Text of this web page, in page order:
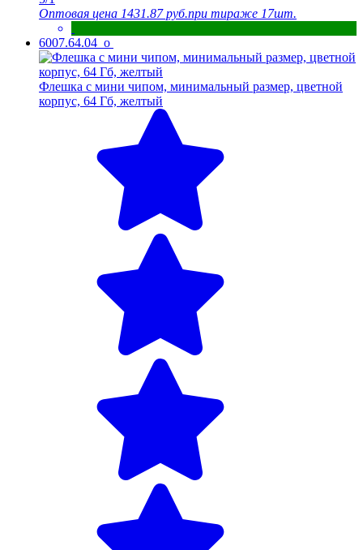
Оптовая цена 1431.87 руб.при тираже 17шт.
6007.64.04_o
Флешка с мини чипом, минимальный размер, цветной
корпус, 64 Гб, желтый